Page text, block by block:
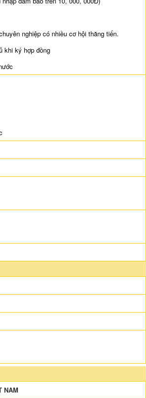
nghiệp có nhiều cơ hội thăng tiến.
khi ký hợp đồng
NAM